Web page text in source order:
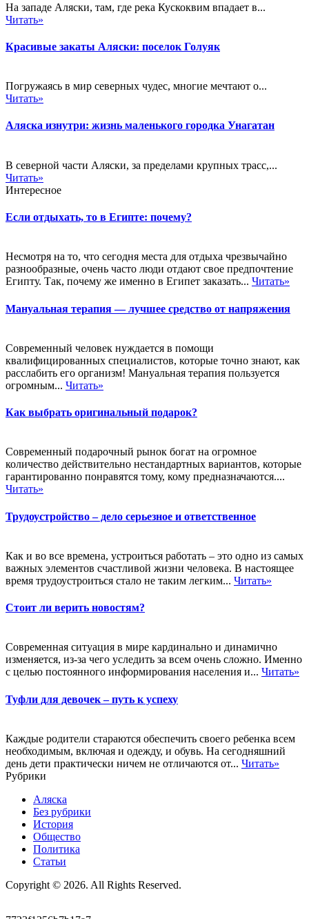
На западе Аляски, там, где река Кускоквим впадает в...
Читать»
Красивые закаты Аляски: поселок Голуяк
Погружаясь в мир северных чудес, многие мечтают о...
Читать»
Аляска изнутри: жизнь маленького городка Унагатан
В северной части Аляски, за пределами крупных трасс,...
Читать»
Интересное
Если отдыхать, то в Египте: почему?
Несмотря на то, что сегодня места для отдыха чрезвычайно
разнообразные, очень часто люди отдают свое предпочтение
Египту. Так, почему же именно в Египет заказать... Читать»
Мануальная терапия — лучшее средство от напряжения
Современный человек нуждается в помощи
квалифицированных специалистов, которые точно знают, как
расслабить его организм! Мануальная терапия пользуется
огромным... Читать»
Как выбрать оригинальный подарок?
Современный подарочный рынок богат на огромное
количество действительно нестандартных вариантов, которые
гарантированно понравятся тому, кому предназначаются....
Читать»
Трудоустройство – дело серьезное и ответственное
Как и во все времена, устроиться работать – это одно из самых
важных элементов счастливой жизни человека. В настоящее
время трудоустроиться стало не таким легким... Читать»
Стоит ли верить новостям?
Современная ситуация в мире кардинально и динамично
изменяется, из-за чего уследить за всем очень сложно. Именно
с целью постоянного информирования населения и... Читать»
Туфли для девочек – путь к успеху
Каждые родители стараются обеспечить своего ребенка всем
необходимым, включая и одежду, и обувь. На сегодняшний
день дети практически ничем не отличаются от... Читать»
Рубрики
Аляска
Без рубрики
История
Общество
Политика
Статьи
Copyright © 2026. All Rights Reserved.